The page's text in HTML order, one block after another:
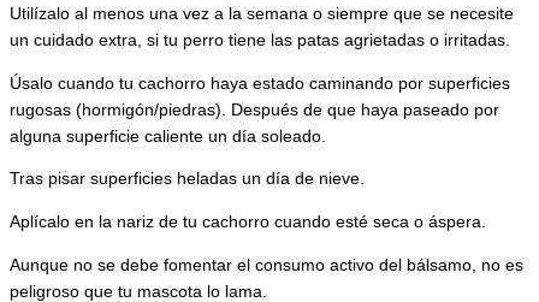
Utilízalo al menos una vez a la semana o siempre que se necesite
un cuidado extra, si tu perro tiene las patas agrietadas o irritadas.
Úsalo cuando tu cachorro haya estado caminando por superficies
rugosas (hormigón/piedras). Después de que haya paseado por
alguna superficie caliente un día soleado.
Tras pisar superficies heladas un día de nieve.
Aplícalo en la nariz de tu cachorro cuando esté seca o áspera.
Aunque no se debe fomentar el consumo activo del bálsamo, no es
peligroso que tu mascota lo lama.